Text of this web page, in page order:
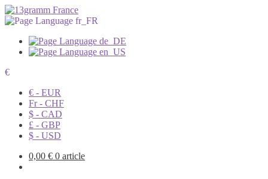
€
€ - EUR
Fr - CHF
$ - CAD
£ - GBP
$ - USD
0,00 € 0 article